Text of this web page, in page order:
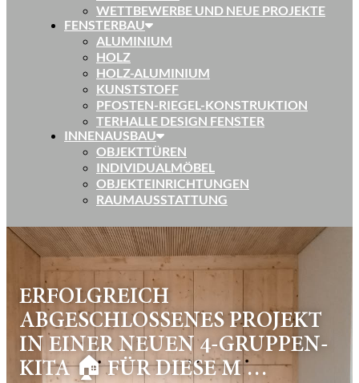
WETTBEWERBE UND NEUE PROJEKTE
FENSTERBAU
ALUMINIUM
HOLZ
HOLZ-ALUMINIUM
KUNSTSTOFF
PFOSTEN-RIEGEL-KONSTRUKTION
TERHALLE DESIGN FENSTER
INNENAUSBAU
OBJEKTTÜREN
INDIVIDUALMÖBEL
OBJEKTEINRICHTUNGEN
RAUMAUSSTATTUNG
ERFOLGREICH
ABGESCHLOSSENES PROJEKT
IN EINER NEUEN 4-GRUPPEN-
KITA 🏠 FÜR DIESE M …